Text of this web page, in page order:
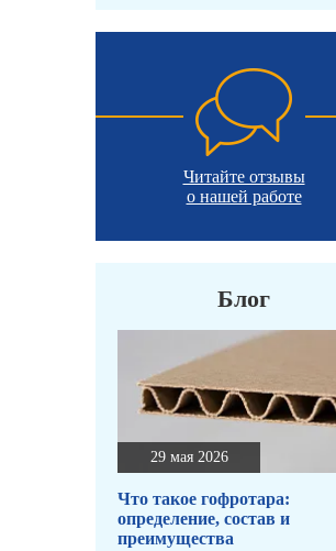
Читайте отзывы
о нашей работе
Блог
29 мая 2026
Что такое гофротара:
определение, состав и
преимущества